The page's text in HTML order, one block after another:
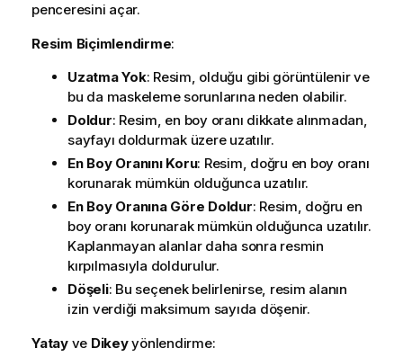
penceresini açar.
Resim Biçimlendirme:
Uzatma Yok: Resim, olduğu gibi görüntülenir ve
bu da maskeleme sorunlarına neden olabilir.
Doldur: Resim, en boy oranı dikkate alınmadan,
sayfayı doldurmak üzere uzatılır.
En Boy Oranını Koru: Resim, doğru en boy oranı
korunarak mümkün olduğunca uzatılır.
En Boy Oranına Göre Doldur: Resim, doğru en
boy oranı korunarak mümkün olduğunca uzatılır.
Kaplanmayan alanlar daha sonra resmin
kırpılmasıyla doldurulur.
Döşeli: Bu seçenek belirlenirse, resim alanın
izin verdiği maksimum sayıda döşenir.
Yatayve Dikeyyönlendirme: